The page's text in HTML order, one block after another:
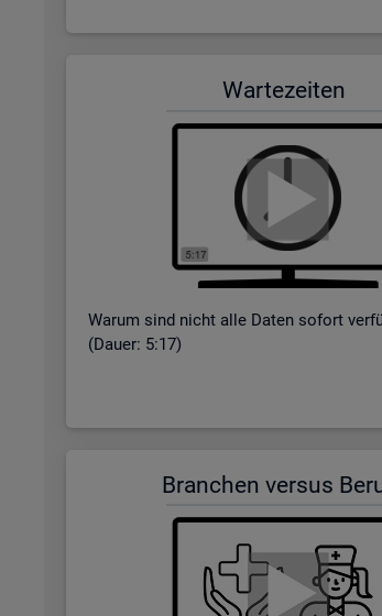
War­te­zei­ten
Warum sind nicht alle Daten so­fort
(Dauer: 5:17)
Bran­chen ver­sus